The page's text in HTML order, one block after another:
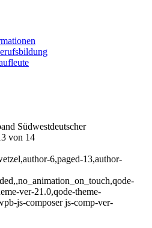
Südwestdeutscher
von 14
6,paged-13,author-
ver-21.0,qode-theme-
js-composer js-comp-ver-